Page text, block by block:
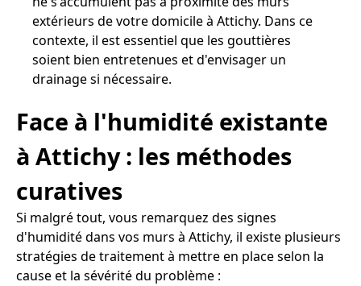
extérieurs de votre domicile à Attichy. Dans ce
contexte, il est essentiel que les gouttières
soient bien entretenues et d'envisager un
drainage si nécessaire.
Face à l'humidité existante
à Attichy : les méthodes
curatives
Si malgré tout, vous remarquez des signes
d'humidité dans vos murs à Attichy, il existe plusieurs
stratégies de traitement à mettre en place selon la
cause et la sévérité du problème :